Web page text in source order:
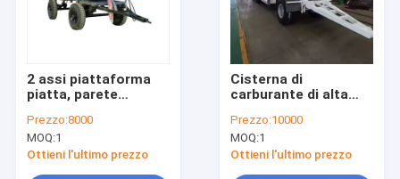
2 assi piattaforma
piatta, parete
traino, rimorchio
completo con scala
Prezzo:8000
MOQ:1
Ottieni l'ultimo prezzo
Cisterna di
carburante di alta
Prezzo:10000
MOQ:1
Ottieni l'ultimo prezzo